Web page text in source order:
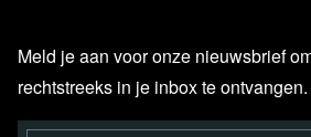
Meld je aan voor onze nieuwsbrief
rechtstreeks in je inbox te ontvangen.